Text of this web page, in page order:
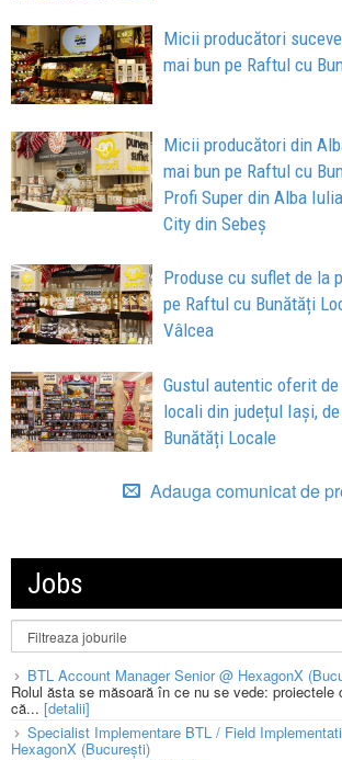
Micii producători
mai bun pe Raftul cu
Micii producători din
mai bun pe Raftul cu
Profi Super din Alba
City din Sebeș
Produse cu suflet de la
pe Raftul cu Bunătăți
Vâlcea
Gustul autentic oferit
locali din județul Iași,
Bunătăți Locale
Adauga comunicat de
Jobs
BTL Account Manager Senior @ HexagonX
Rolul ăsta se măsoară în ce nu se vede: proiectele
că... [detalii]
Specialist Implementare BTL / Field
HexagonX (București)